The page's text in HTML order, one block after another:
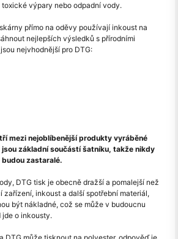
výpary nebo odpadní vody.
přímo na oděvy používají inkoust na
nejlepších výsledků s přírodními
nejvhodnější pro DTG:
mezi nejoblíbenější produkty vyráběné
jsou základní součástí šatníku, takže nikdy
zastaralé.
DTG tisk je obecně dražší a pomalejší než
zařízení, inkoust a další spotřební materiál,
být nákladné, což se může v budoucnu
jde o inkousty.